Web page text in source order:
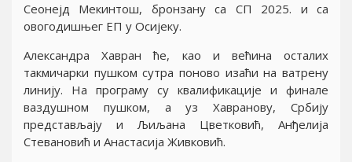
Сеонеjд Мекинтош, бронзану са СП 2025. и са
овогодишњег ЕП у Осиjеку.
Александра Хавран ће, као и већина осталих
такмичарки пушком сутра поново изаћи на ватрену
линиjу. На програму су квалификациjе и финале
ваздушном пушком, а уз Хавранову, Србиjу
представљаjу и Љиљана Цветковић, Анђелиjа
Стевановић и Анастасиjа Живковић.